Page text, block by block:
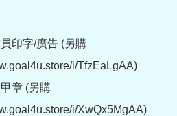
印字/廣告 (另購
i/TfzEaLgAA)
章 (另購
i/XwQx5MgAA)